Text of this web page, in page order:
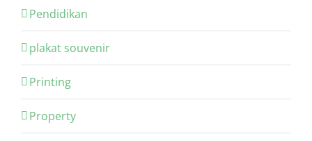
Pendidikan
plakat souvenir
Printing
Property